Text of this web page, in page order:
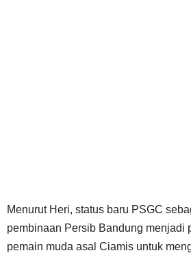
Menurut Heri, status baru PSGC
pembinaan Persib Bandung menjadi
pemain muda asal Ciamis untuk